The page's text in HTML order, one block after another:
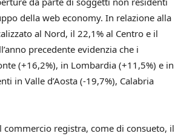
della web economy. In relazione alla
al Nord, il 22,1% al Centro e il
precedente evidenzia che i
(+16,2%), in Lombardia (+11,5%) e in
in Valle d’Aosta (-19,7%), Calabria
registra, come di consueto, il